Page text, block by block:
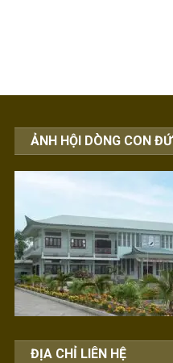
ẢNH HỘI DÒNG CON
ĐỊA CHỈ LIÊN HỆ